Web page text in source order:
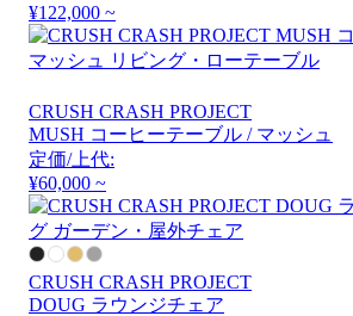
¥122,000 ~
CRUSH CRASH PROJECT
MUSH コーヒーテーブル / マッシュ
定価/上代:
¥60,000 ~
CRUSH CRASH PROJECT
DOUG ラウンジチェア